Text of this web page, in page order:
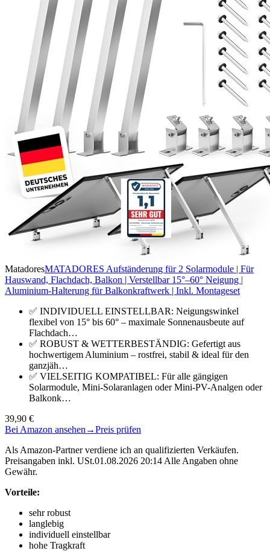
MatadoresMATADORES Aufständerung für 2 Solarmodule | Für
Hauswand, Flachdach, Balkon | Verstellbar 15°–60° Neigung |
Aluminium-Halterung für Balkonkraftwerk | Inkl. Montageset
✅ INDIVIDUELL EINSTELLBAR: Neigungswinkel
flexibel von 15° bis 60° – maximale Sonnenausbeute auf
Flachdach…
✅ ROBUST & WETTERBESTÄNDIG: Gefertigt aus
hochwertigem Aluminium – rostfrei, stabil & ideal für den
ganzjäh…
✅ VIELSEITIG KOMPATIBEL: Für alle gängigen
Solarmodule, Mini-Solaranlagen oder Mini-PV-Analgen oder
Balkonk…
39,90 €
Bei Amazon ansehen →Preis prüfen
Als Amazon-Partner verdiene ich an qualifizierten Verkäufen.
Preisangaben inkl. USt.01.08.2026 20:14 Alle Angaben ohne
Gewähr.
Vorteile:
sehr robust
langlebig
individuell einstellbar
hohe Tragkraft